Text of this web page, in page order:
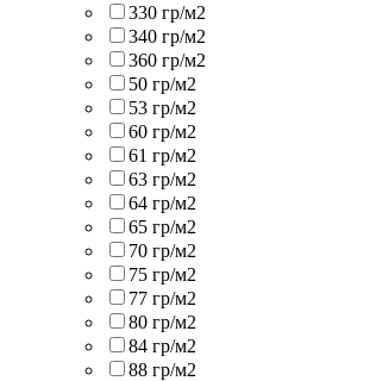
330 гр/м2
340 гр/м2
360 гр/м2
50 гр/м2
53 гр/м2
60 гр/м2
61 гр/м2
63 гр/м2
64 гр/м2
65 гр/м2
70 гр/м2
75 гр/м2
77 гр/м2
80 гр/м2
84 гр/м2
88 гр/м2